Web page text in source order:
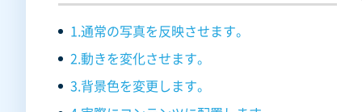
1.通常の写真を反映させます。
2.動きを変化させます。
3.背景色を変更します。